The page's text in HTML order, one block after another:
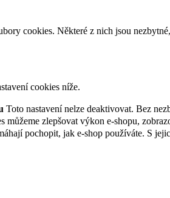
cookies. Některé z nich jsou
cookies níže.
Toto nastavení nelze deaktivovat. Bez
můžeme zlepšovat výkon e-shopu,
pochopit, jak e-shop používáte. S